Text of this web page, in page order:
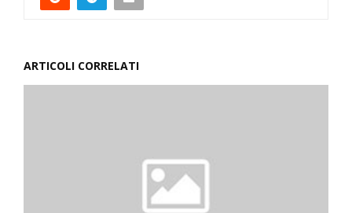
ARTICOLI CORRELATI